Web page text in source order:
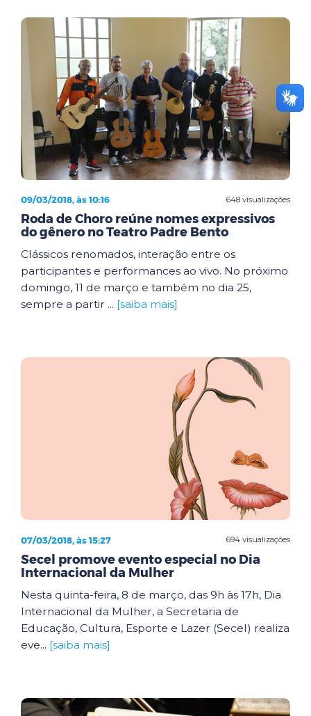
648 visualizações
09/03/2018, às 10:16
Roda de Choro reúne nomes expressivos
do gênero no Teatro Padre Bento
Clássicos renomados, interação entre os
participantes e performances ao vivo. No próximo
domingo, 11 de março e também no dia 25,
sempre a partir ... [saiba mais]
694 visualizações
07/03/2018, às 15:27
Secel promove evento especial no Dia
Internacional da Mulher
Nesta quinta-feira, 8 de março, das 9h às 17h, Dia
Internacional da Mulher, a Secretaria de
Educação, Cultura, Esporte e Lazer (Secel) realiza
eve... [saiba mais]